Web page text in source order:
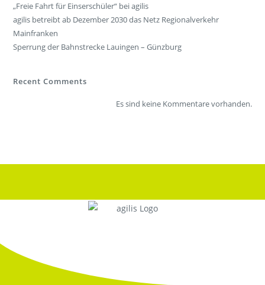
„Freie Fahrt für Einserschüler“ bei agilis
agilis betreibt ab Dezember 2030 das Netz Regionalverkehr
Mainfranken
Sperrung der Bahnstrecke Lauingen – Günzburg
Recent Comments
Es sind keine Kommentare vorhanden.